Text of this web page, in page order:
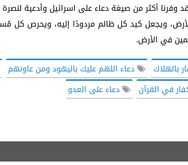
وفرنا أكثر من صيغة دعاء على اسرائيل وأدعية
ويجعل كيد كل ظالم مردودًا إليه، ويحرص كل
في الأرض.
بالهلاك
دعاء اللهم عليك باليهود ومن عاونهم
في القرآن
دعاء على العدو